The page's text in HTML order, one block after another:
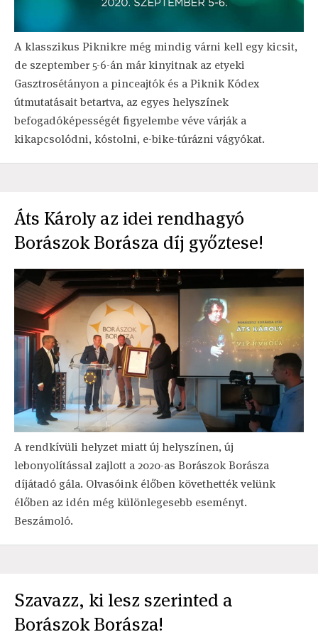
A klasszikus Piknikre még mindig várni kell egy kicsit,
de szeptember 5-6-án már kinyitnak az etyeki
Gasztrosétányon a pinceajtók és a Piknik Kódex
útmutatásait betartva, az egyes helyszínek
befogadóképességét figyelembe véve várják a
kikapcsolódni, kóstolni, e-bike-túrázni vágyókat.
Áts Károly az idei rendhagyó
Borászok Borásza díj győztese!
A rendkívüli helyzet miatt új helyszínen, új
lebonyolítással zajlott a 2020-as Borászok Borásza
díjátadó gála. Olvasóink élőben követhették velünk
élőben az idén még különlegesebb eseményt.
Beszámoló.
Szavazz, ki lesz szerinted a
Borászok Borásza!